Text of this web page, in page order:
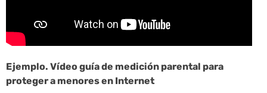
Ejemplo. Vídeo guía de medición parental para
proteger a menores en Internet